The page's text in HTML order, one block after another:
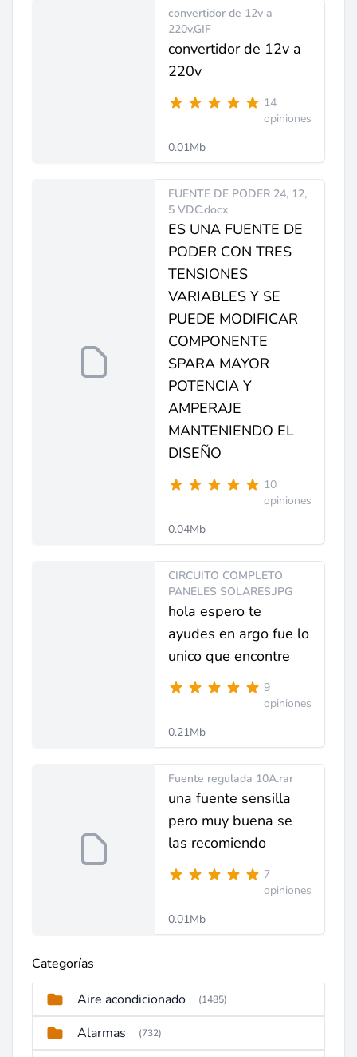
convertidor de 12v a
220v.GIF
convertidor de 12v a
220v
14
opiniones
0.01Mb
FUENTE DE PODER 24, 12,
5 VDC.docx
ES UNA FUENTE DE
PODER CON TRES
TENSIONES
VARIABLES Y SE
PUEDE MODIFICAR
COMPONENTE
SPARA MAYOR
POTENCIA Y
AMPERAJE
MANTENIENDO EL
DISEÑO
10
opiniones
0.04Mb
CIRCUITO COMPLETO
PANELES SOLARES.JPG
hola espero te
ayudes en argo fue lo
unico que encontre
9
opiniones
0.21Mb
Fuente regulada 10A.rar
una fuente sensilla
pero muy buena se
las recomiendo
7
opiniones
0.01Mb
Categorías
Aire acondicionado (1485)
Alarmas (732)